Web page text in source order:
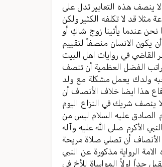
ينصف هذه التعابير تدل على
قد لا تكلفه الكثير ولكن
عندما يأتينا زوج شاكٍ أو
يكون الانسان منصفاً لتقييم
القاضي في روايات اهل البيت
الفضل العظمية أن تنصف
ولدك يعمل مشكلة مع ولد
هذا ايضا خلاف الأنصاف أن
ينصف شريك في النزاع اليوم
الصادق عليه السلام ليس من
الأكرم صلى الله عليه وآله
الأنصاف أن تصلي صلاة مريحة
الرواية مذكورة عن النبي
جداً اولاً المواساة للأخ في